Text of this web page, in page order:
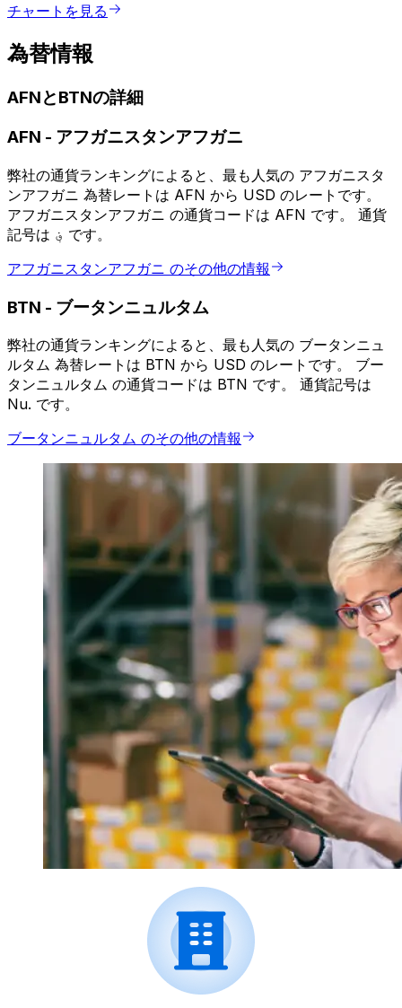
チャートを見る
為替情報
AFNとBTNの詳細
AFN - アフガニスタンアフガニ
弊社の通貨ランキングによると、最も人気の アフガニスタ
ンアフガニ 為替レートは AFN から USD のレートです。
アフガニスタンアフガニ の通貨コードは AFN です。 通貨
記号は ؋ です。
アフガニスタンアフガニ のその他の情報
BTN - ブータンニュルタム
弊社の通貨ランキングによると、最も人気の ブータンニュ
ルタム 為替レートは BTN から USD のレートです。 ブー
タンニュルタム の通貨コードは BTN です。 通貨記号は
Nu. です。
ブータンニュルタム のその他の情報